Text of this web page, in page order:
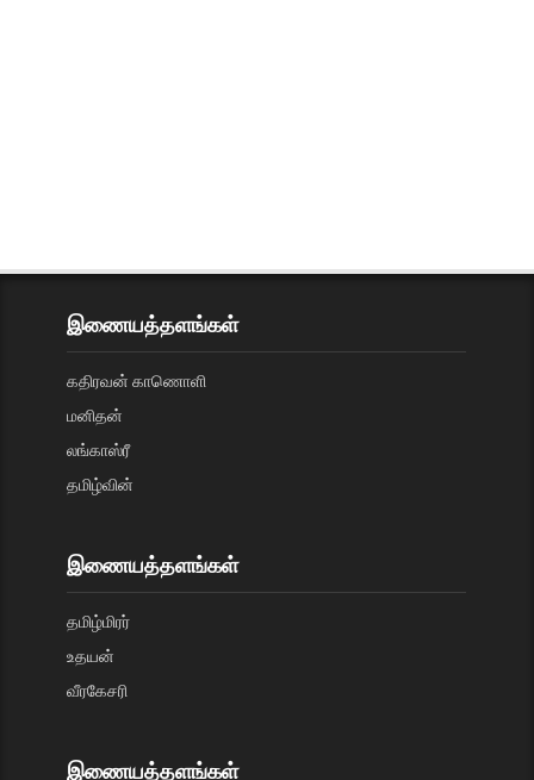
இணையத்தளங்கள்
கதிரவன் காணொளி
மனிதன்
லங்காஸ்ரீ
தமிழ்வின்
இணையத்தளங்கள்
தமிழ்மிரர்
உதயன்
வீரகேசரி
இணையத்தளங்கள்